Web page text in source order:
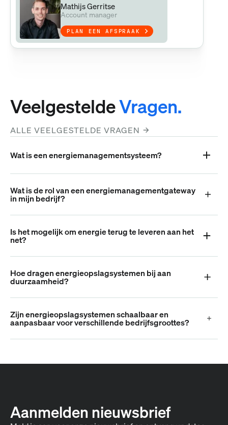
Mathijs Gerritse
Account manager
PLAN EEN AFSPRAAK
VeelgesteldeVragen.
ALLE VEELGESTELDE VRAGEN
Wat is een energiemanagementsysteem?
Wat is de rol van een energiemanagementgateway
in mijn bedrijf?
Is het mogelijk om energie terug te leveren aan het
net?
Hoe dragen energieopslagsystemen bij aan
duurzaamheid?
Zijn energieopslagsystemen schaalbaar en
aanpasbaar voor verschillende bedrijfsgroottes?
Aanmelden nieuwsbrief